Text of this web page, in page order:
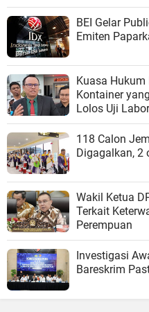
BEI Gelar
Emiten
Kuasa
Kontainer
Lolos Uji
118 Calon
Digagalkan, 2
Wakil Ketua
Terkait
Perempuan
Investigasi
Bareskrim